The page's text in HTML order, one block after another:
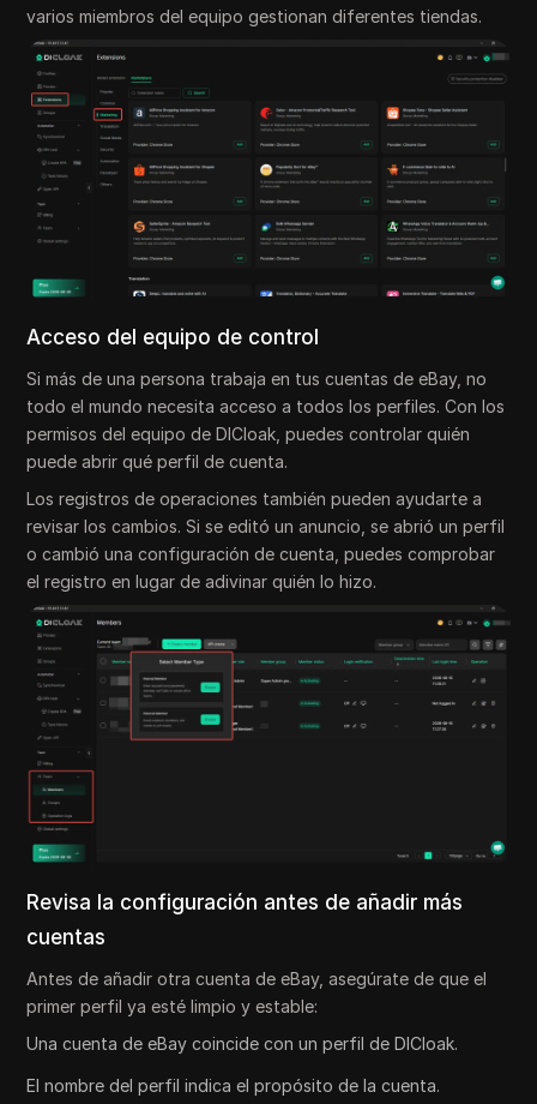
varios miembros del equipo gestionan diferentes tiendas.
Acceso del equipo de control
Si más de una persona trabaja en tus cuentas de eBay, no
todo el mundo necesita acceso a todos los perfiles. Con los
permisos del equipo de DICloak, puedes controlar quién
puede abrir qué perfil de cuenta.
Los registros de operaciones también pueden ayudarte a
revisar los cambios. Si se editó un anuncio, se abrió un perfil
o cambió una configuración de cuenta, puedes comprobar
el registro en lugar de adivinar quién lo hizo.
Revisa la configuración antes de añadir más
cuentas
Antes de añadir otra cuenta de eBay, asegúrate de que el
primer perfil ya esté limpio y estable:
Una cuenta de eBay coincide con un perfil de DICloak.
El nombre del perfil indica el propósito de la cuenta.